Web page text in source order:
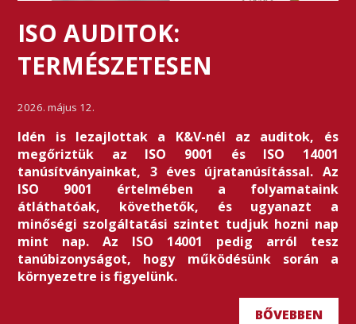
ISO AUDITOK:
TERMÉSZETESEN
2026. május 12.
Idén is lezajlottak a K&V-nél az auditok, és
megőriztük az ISO 9001 és ISO 14001
tanúsítványainkat, 3 éves újratanúsítással. Az
ISO 9001 értelmében a folyamataink
átláthatóak, követhetők, és ugyanazt a
minőségi szolgáltatási szintet tudjuk hozni nap
mint nap. Az ISO 14001 pedig arról tesz
tanúbizonyságot, hogy működésünk során a
környezetre is figyelünk.
BŐVEBBEN